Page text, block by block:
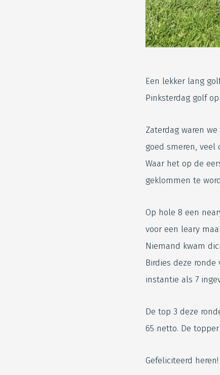
Een lekker lang
Pinksterdag golf
Zaterdag waren
goed smeren,
Waar het op de
geklommen te
Op hole 8 een
voor een leary
Niemand kwam
Birdies deze
instantie als 7
De top 3 deze
65 netto. De
Gefeliciteerd heren!